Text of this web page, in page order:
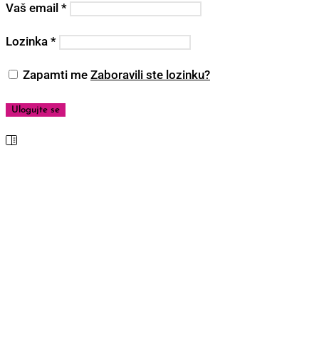
Vaš email *
Lozinka *
Zapamti me Zaboravili ste lozinku?
Ulogujte se